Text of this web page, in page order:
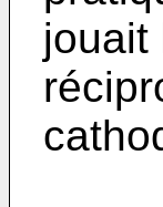
jouait